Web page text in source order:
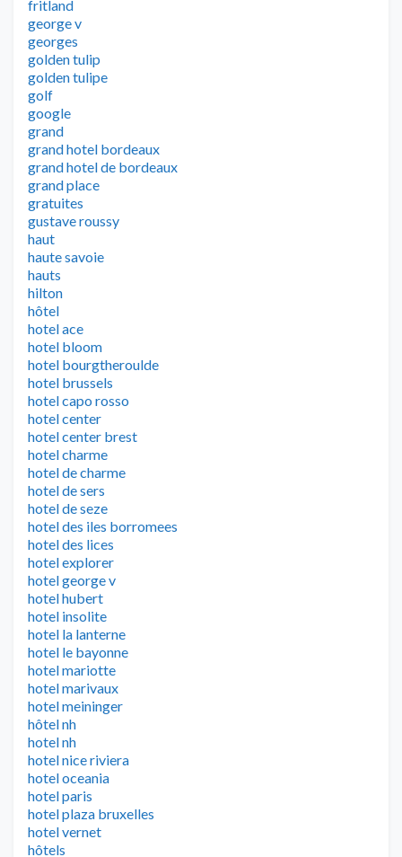
fritland
george v
georges
golden tulip
golden tulipe
golf
google
grand
grand hotel bordeaux
grand hotel de bordeaux
grand place
gratuites
gustave roussy
haut
haute savoie
hauts
hilton
hôtel
hotel ace
hotel bloom
hotel bourgtheroulde
hotel brussels
hotel capo rosso
hotel center
hotel center brest
hotel charme
hotel de charme
hotel de sers
hotel de seze
hotel des iles borromees
hotel des lices
hotel explorer
hotel george v
hotel hubert
hotel insolite
hotel la lanterne
hotel le bayonne
hotel mariotte
hotel marivaux
hotel meininger
hôtel nh
hotel nh
hotel nice riviera
hotel oceania
hotel paris
hotel plaza bruxelles
hotel vernet
hôtels